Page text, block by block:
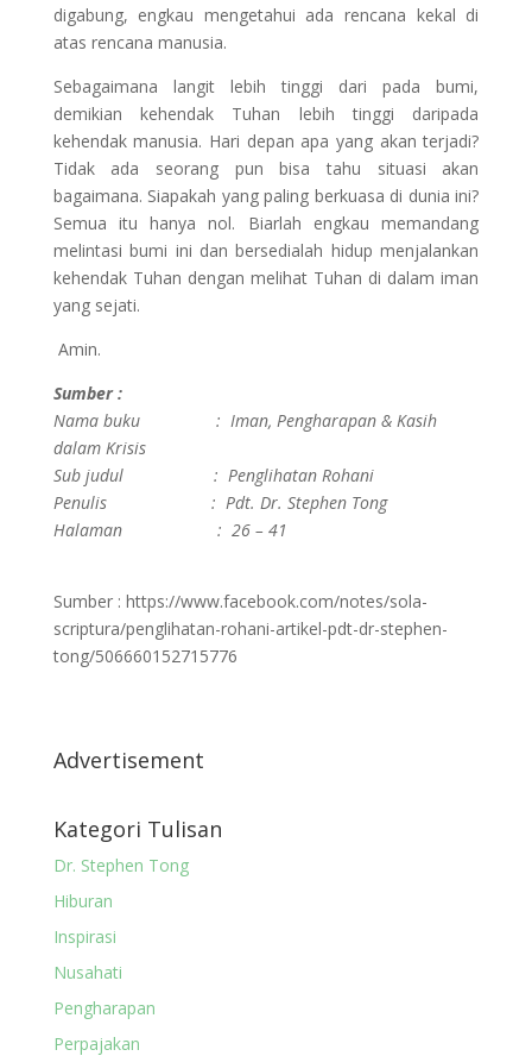
digabung, engkau mengetahui ada rencana kekal di
atas rencana manusia.
Sebagaimana langit lebih tinggi dari pada bumi,
demikian kehendak Tuhan lebih tinggi daripada
kehendak manusia. Hari depan apa yang akan terjadi?
Tidak ada seorang pun bisa tahu situasi akan
bagaimana. Siapakah yang paling berkuasa di dunia ini?
Semua itu hanya nol. Biarlah engkau memandang
melintasi bumi ini dan bersedialah hidup menjalankan
kehendak Tuhan dengan melihat Tuhan di dalam iman
yang sejati.
Amin.
Sumber :
Nama buku : Iman, Pengharapan & Kasih
dalam Krisis
Sub judul : Penglihatan Rohani
Penulis : Pdt. Dr. Stephen Tong
Halaman : 26 – 41
Sumber : https://www.facebook.com/notes/sola-
scriptura/penglihatan-rohani-artikel-pdt-dr-stephen-
tong/506660152715776
Advertisement
Kategori Tulisan
Dr. Stephen Tong
Hiburan
Inspirasi
Nusahati
Pengharapan
Perpajakan